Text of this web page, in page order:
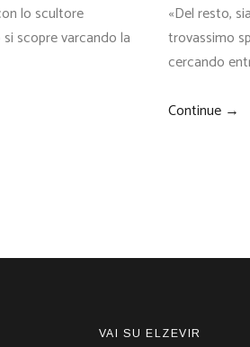
lo scultore
scopre varcando la
«Del resto,
trovassimo
cercando
Continue →
VAI SU ELZEVIR